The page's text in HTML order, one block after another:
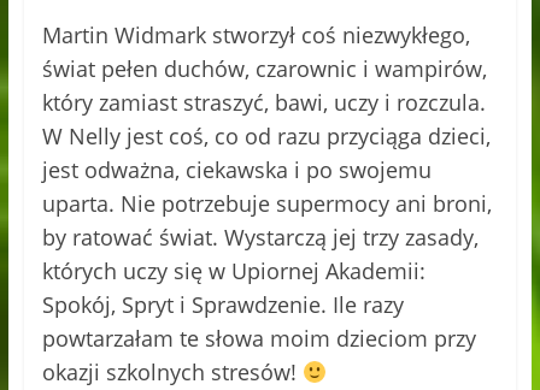
Martin Widmark stworzył coś niezwykłego,
świat pełen duchów, czarownic i wampirów,
który zamiast straszyć, bawi, uczy i rozczula.
W Nelly jest coś, co od razu przyciąga dzieci,
jest odważna, ciekawska i po swojemu
uparta. Nie potrzebuje supermocy ani broni,
by ratować świat. Wystarczą jej trzy zasady,
których uczy się w Upiornej Akademii:
Spokój, Spryt i Sprawdzenie. Ile razy
powtarzałam te słowa moim dzieciom przy
okazji szkolnych stresów!